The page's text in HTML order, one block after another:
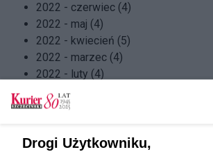
2022 - czerwiec (4)
2022 - maj (4)
2022 - kwiecień (5)
2022 - marzec (4)
2022 - luty (4)
2022 - styczeń (4)
2021 - grudzień (5)
2021 - październik (5)
Drogi Użytkowniku,